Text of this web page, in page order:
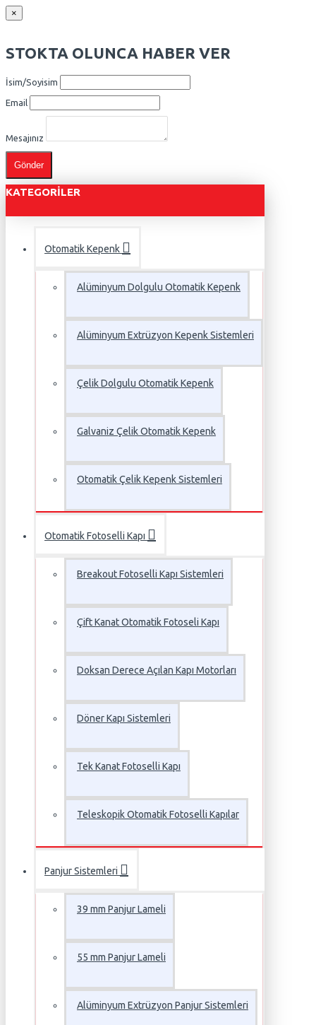
×
STOKTA OLUNCA HABER VER
İsim/Soyisim
Email
Mesajınız
Gönder
KATEGORILER
Otomatik Kepenk
Alüminyum Dolgulu Otomatik Kepenk
Alüminyum Extrüzyon Kepenk Sistemleri
Çelik Dolgulu Otomatik Kepenk
Galvaniz Çelik Otomatik Kepenk
Otomatik Çelik Kepenk Sistemleri
Otomatik Fotoselli Kapı
Breakout Fotoselli Kapı Sistemleri
Çift Kanat Otomatik Fotoseli Kapı
Doksan Derece Açılan Kapı Motorları
Döner Kapı Sistemleri
Tek Kanat Fotoselli Kapı
Teleskopik Otomatik Fotoselli Kapılar
Panjur Sistemleri
39 mm Panjur Lameli
55 mm Panjur Lameli
Alüminyum Extrüzyon Panjur Sistemleri